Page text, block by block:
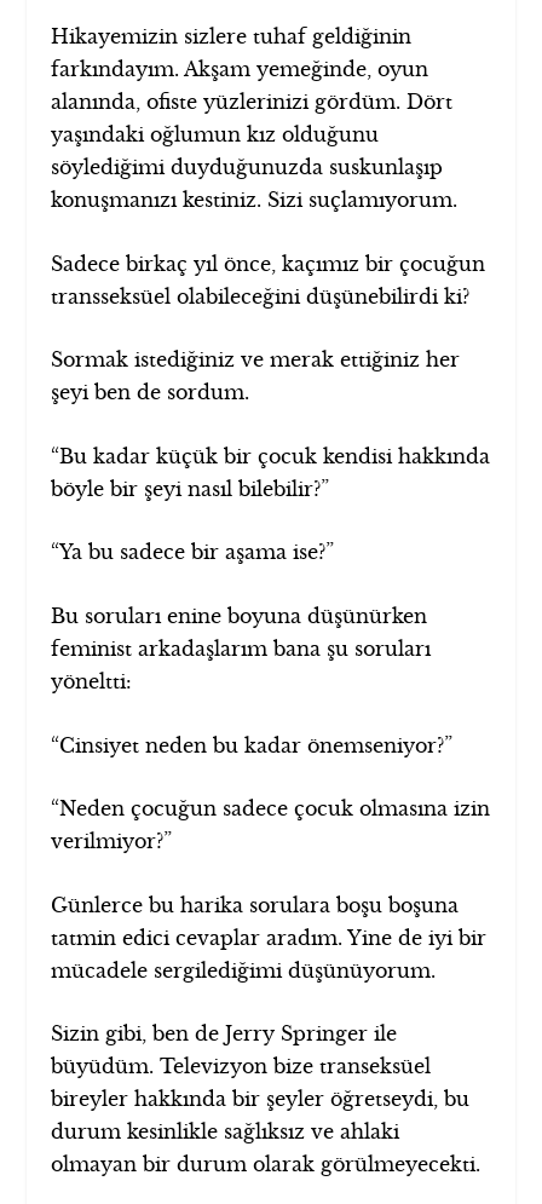
Hikayemizin sizlere tuhaf geldiğinin
farkındayım. Akşam yemeğinde, oyun
alanında, ofiste yüzlerinizi gördüm. Dört
yaşındaki oğlumun kız olduğunu
söylediğimi duyduğunuzda suskunlaşıp
konuşmanızı kestiniz. Sizi suçlamıyorum.
Sadece birkaç yıl önce, kaçımız bir çocuğun
transseksüel olabileceğini düşünebilirdi ki?
Sormak istediğiniz ve merak ettiğiniz her
şeyi ben de sordum.
“Bu kadar küçük bir çocuk kendisi hakkında
böyle bir şeyi nasıl bilebilir?”
“Ya bu sadece bir aşama ise?”
Bu soruları enine boyuna düşünürken
feminist arkadaşlarım bana şu soruları
yöneltti:
“Cinsiyet neden bu kadar önemseniyor?”
“Neden çocuğun sadece çocuk olmasına izin
verilmiyor?”
Günlerce bu harika sorulara boşu boşuna
tatmin edici cevaplar aradım. Yine de iyi bir
mücadele sergilediğimi düşünüyorum.
Sizin gibi, ben de Jerry Springer ile
büyüdüm. Televizyon bize transeksüel
bireyler hakkında bir şeyler öğretseydi, bu
durum kesinlikle sağlıksız ve ahlaki
olmayan bir durum olarak görülmeyecekti.